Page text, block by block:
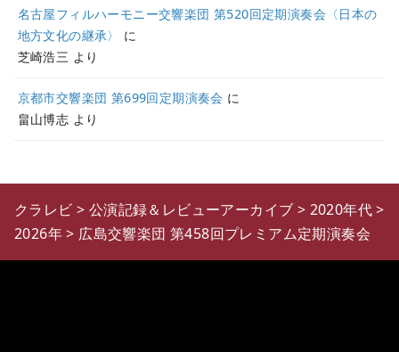
名古屋フィルハーモニー交響楽団 第520回定期演奏会〈日本の
地方文化の継承〉
に
芝崎浩三 より
京都市交響楽団 第699回定期演奏会 に
畠山博志 より
クラレビ > 公演記録＆レビューアーカイブ > 2020年代>
2026年> 広島交響楽団 第458回プレミアム定期演奏会